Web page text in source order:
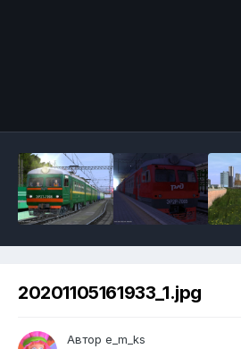
20201105161933_1.jpg
Автор e_m_ks